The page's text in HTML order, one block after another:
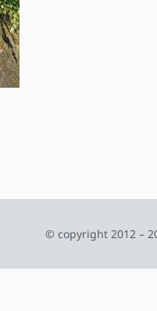
© copyright 2012 –